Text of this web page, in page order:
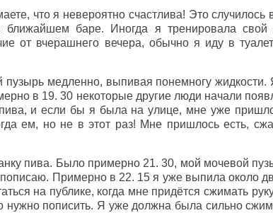
что я невероятно счастлива! Это случилось
ближайшем баре. Иногда я тренировала свой
от вчерашнего вечера, обычно я иду в
медленно, выпивая понемногу жидкости.
в 19. 30 некоторые другие люди начали
и если бы я была на улице, мне уже
ем, но не в этот раз! Мне пришлось есть,
пива. Было примерно 21. 30, мой мочевой
Примерно в 22. 15 я уже выпила около
на публике, когда мне придётся сжимать
нужно пописить. Я уже должна была сильно